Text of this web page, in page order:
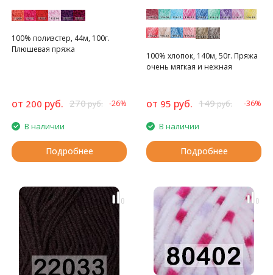
100% полиэстер, 44м, 100г.
Плюшевая пряжа
от 200 руб. 270руб. -26%
В наличии
Подробнее
100% хлопок, 140м, 50г. Пряжа
очень мягкая и нежная
от 95 руб. 149руб. -36%
В наличии
Подробнее